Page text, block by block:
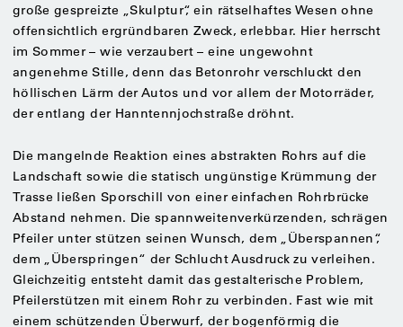
große gespreizte „Skulptur“, ein rätselhaftes Wesen ohne
offensichtlich ergründbaren Zweck, erlebbar. Hier herrscht
im Sommer – wie verzaubert – eine ungewohnt
angenehme Stille, denn das Betonrohr verschluckt den
höllischen Lärm der Autos und vor allem der Motorräder,
der entlang der Hanntennjochstraße dröhnt.
Die mangelnde Reaktion eines abstrakten Rohrs auf die
Landschaft sowie die statisch ungünstige Krümmung der
Trasse ließen Sporschill von einer einfachen Rohrbrücke
Abstand nehmen. Die spannweitenverkürzenden, schrägen
Pfeiler unter stützen seinen Wunsch, dem „Überspannen“,
dem „Überspringen“ der Schlucht Ausdruck zu verleihen.
Gleichzeitig entsteht damit das gestalterische Problem,
Pfeilerstützen mit einem Rohr zu verbinden. Fast wie mit
einem schützenden Überwurf, der bogenförmig die